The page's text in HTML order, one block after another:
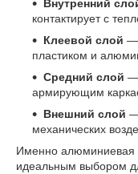
Внутренний
контактирует с
Клеевой слой —
пластиком и
Средний слой —
армирующим
Внешний слой —
механических
Именно алюминиевая
идеальным выбором